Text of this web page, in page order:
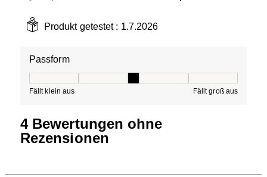
Produkt getestet : 1.7.2026
Passform
Fällt klein aus Fällt groß aus
4 Bewertungen ohne
Rezensionen